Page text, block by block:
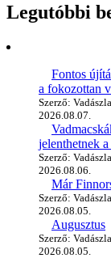
Legutóbbi
Fontos
a fokozottan
Szerző:
2026.08.07.
jelenthetnek a
Szerző:
2026.08.06.
Már
Szerző:
2026.08.05.
Augusztus
Szerző:
2026.08.05.